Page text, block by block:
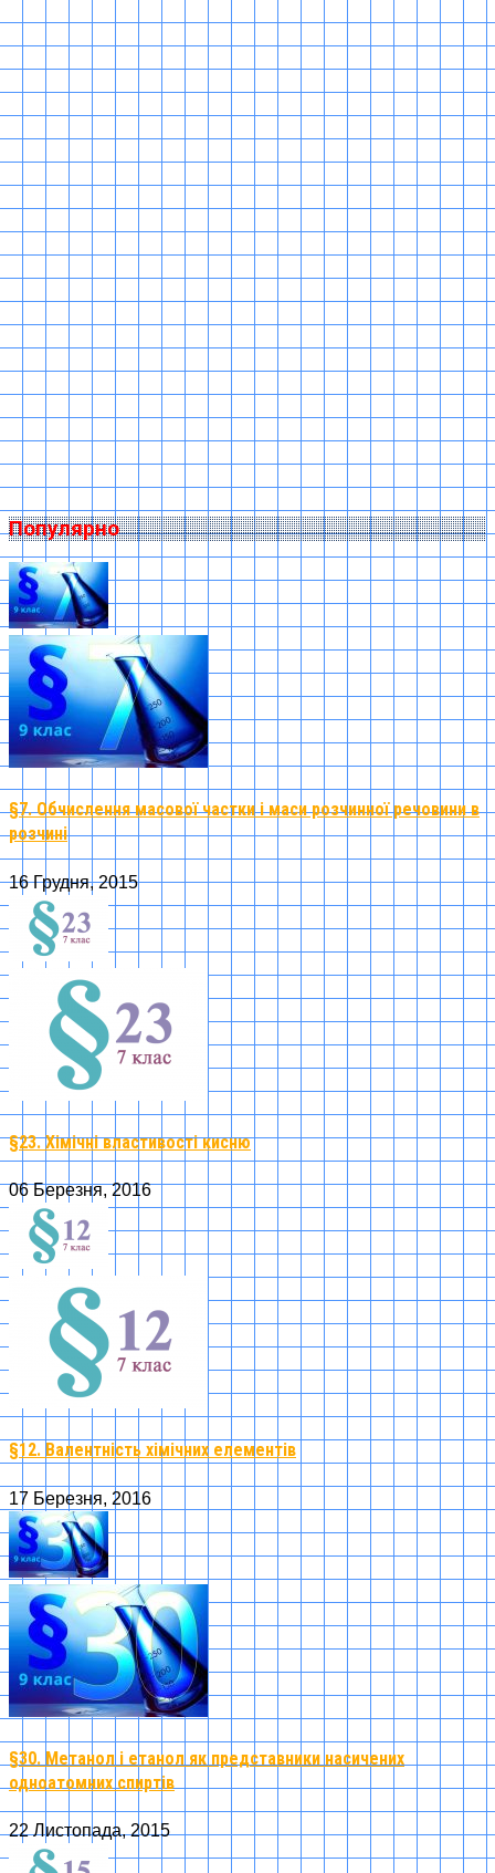
Популярно
§7. Обчислення масової частки і маси розчинної речовини в
розчині
16 Грудня, 2015
§23. Хімічні властивості кисню
06 Березня, 2016
§12. Валентність хімічних елементів
17 Березня, 2016
§30. Метанол і етанол як представники насичених
одноатомних спиртів
22 Листопада, 2015